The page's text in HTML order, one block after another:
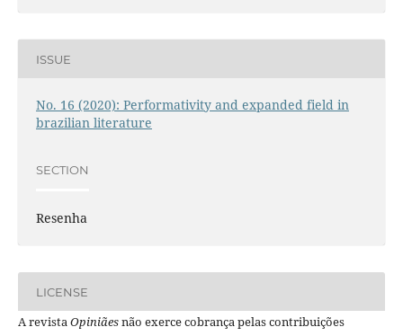
ISSUE
No. 16 (2020): Performativity and expanded field in
brazilian literature
SECTION
Resenha
LICENSE
A revistaOpiniãesnão exerce cobrança pelas contribuições